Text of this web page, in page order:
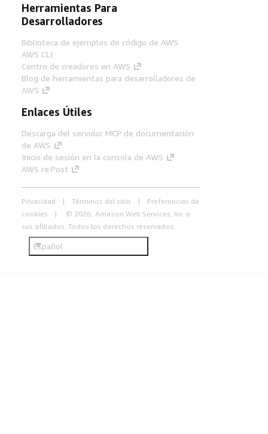
Herramientas Para
Desarrolladores
Biblioteca de ejemplos de código de AWS
AWS CLI
Centro de creadores en AWS
Blog de herramientas para desarrolladores de
AWS
Enlaces Útiles
Descarga del servidor MCP de documentación
de AWS
Inicio de sesión en la consola de AWS
AWS re:Post
Privacidad Términos del sitio
Preferencias de
cookies
© 2026, Amazon Web Services, Inc o
sus afiliados. Todos los derechos reservados.
Español